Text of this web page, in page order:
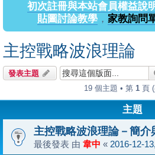
初次註冊與本站會員權益說
貼圖討論教學， 家教詢問
主控戰略波浪理論
發表主題
19 個主題 • 第 1 頁
主題
主控戰略波浪理論－簡介
最後發表 由 韋中 « 2016-12-